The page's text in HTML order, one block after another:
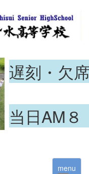
遅刻・欠
当日AM
menu